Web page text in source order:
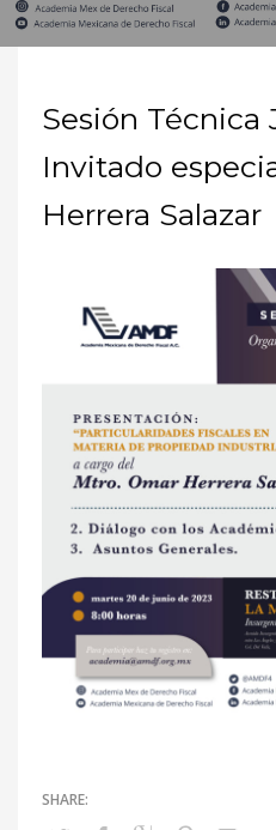
Sesión Técnica
Invitado
Herrera Salazar